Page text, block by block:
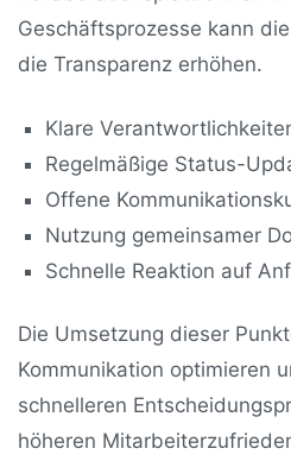
Geschäftsprozesse kann
die Transparenz erhöhen.
Klare
Regelmäßige Status-
Offene
Nutzung gemeinsamer
Schnelle Reaktion auf
Die Umsetzung dieser
Kommunikation optimieren
schnelleren
höheren